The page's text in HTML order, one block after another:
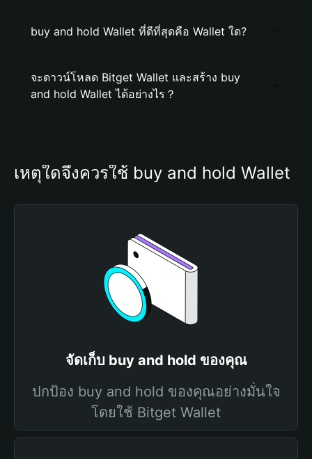
buy and hold Wallet ที่ดีที่สุดคือ Wallet ใด?
จะดาวน์โหลด Bitget Wallet และสร้าง buy
and hold Wallet ได้อย่างไร？
เหตุใดจึงควรใช้ buy and hold Wallet
จัดเก็บ buy and hold ของคุณ
ปกป้อง buy and hold ของคุณอย่างมั่นใจ
โดยใช้ Bitget Wallet